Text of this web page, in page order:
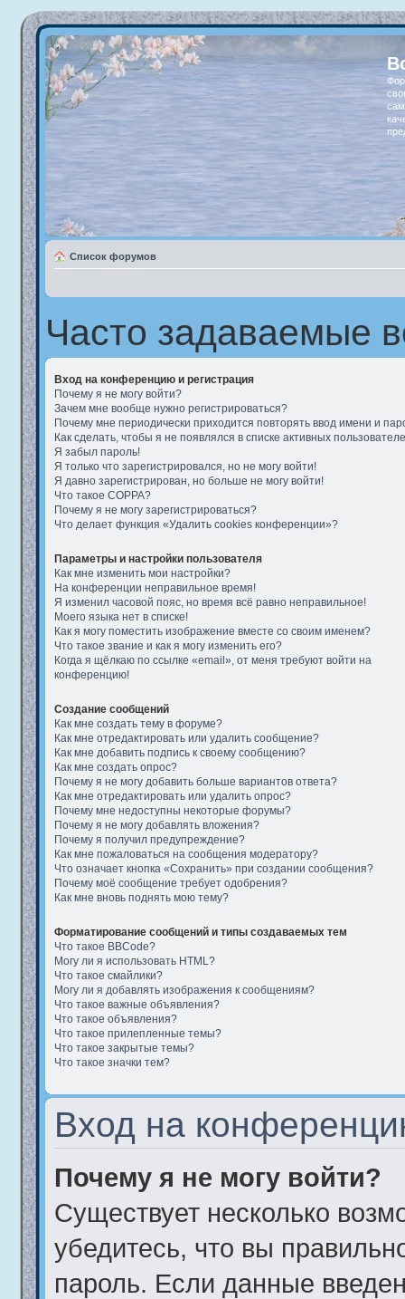
Список форумов
Часто задаваемые
Вход на конференцию и регистрация
Почему я не могу войти?
Зачем мне вообще нужно регистрироваться?
Почему мне периодически приходится повторять ввод имени и
Как сделать, чтобы я не появлялся в списке активных
Я забыл пароль!
Я только что зарегистрировался, но не могу войти!
Я давно зарегистрирован, но больше не могу войти!
Что такое COPPA?
Почему я не могу зарегистрироваться?
Что делает функция «Удалить cookies конференции»?
Параметры и настройки пользователя
Как мне изменить мои настройки?
На конференции неправильное время!
Я изменил часовой пояс, но время всё равно неправильное!
Моего языка нет в списке!
Как я могу поместить изображение вместе со своим именем?
Что такое звание и как я могу изменить его?
Когда я щёлкаю по ссылке «email», от меня требуют войти на
конференцию!
Создание сообщений
Как мне создать тему в форуме?
Как мне отредактировать или удалить сообщение?
Как мне добавить подпись к своему сообщению?
Как мне создать опрос?
Почему я не могу добавить больше вариантов ответа?
Как мне отредактировать или удалить опрос?
Почему мне недоступны некоторые форумы?
Почему я не могу добавлять вложения?
Почему я получил предупреждение?
Как мне пожаловаться на сообщения модератору?
Что означает кнопка «Сохранить» при создании сообщения?
Почему моё сообщение требует одобрения?
Как мне вновь поднять мою тему?
Форматирование сообщений и типы создаваемых тем
Что такое BBCode?
Могу ли я использовать HTML?
Что такое смайлики?
Могу ли я добавлять изображения к сообщениям?
Что такое важные объявления?
Что такое объявления?
Что такое прилепленные темы?
Что такое закрытые темы?
Что такое значки тем?
Вход на
Почему я не могу войти?
Существует несколько
убедитесь, что вы
пароль. Если данные